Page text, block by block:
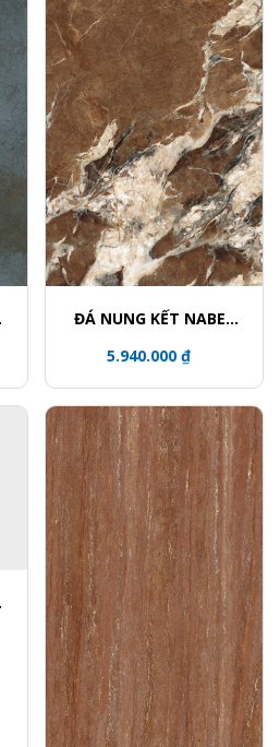
ĐÁ NUNG KẾT NABEL
5.940.000 ₫